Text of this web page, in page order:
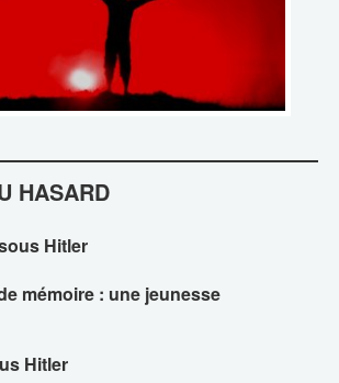
HASARD
Hitler
mémoire : une jeunesse
Hitler